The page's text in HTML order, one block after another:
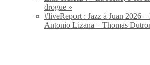
drogue »
#liveReport : Jazz à Juan 2026
Antonio Lizana – Thomas